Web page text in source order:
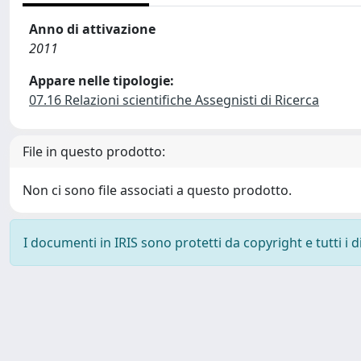
Anno di attivazione
2011
Appare nelle tipologie:
07.16 Relazioni scientifiche Assegnisti di Ricerca
File in questo prodotto:
Non ci sono file associati a questo prodotto.
I documenti in IRIS sono protetti da copyright e tutti i